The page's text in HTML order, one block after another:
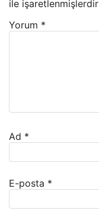
ile işaretlenmişlerdir
Yorum *
Ad *
E-posta *